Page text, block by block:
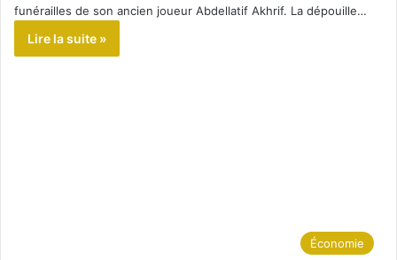
funérailles de son ancien joueur Abdellatif Akhrif. La dépouille…
Lire la suite »
Économie